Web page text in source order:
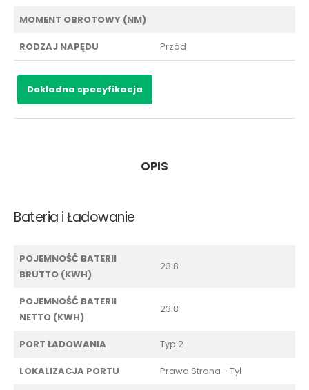
MOMENT OBROTOWY (NM)
RODZAJ NAPĘDU Przód
Dokładna specyfikacja
OPIS
Bateria i Ładowanie
POJEMNOŚĆ BATERII
BRUTTO (KWH)
23.8
POJEMNOŚĆ BATERII
NETTO (KWH)
23.8
PORT ŁADOWANIA Typ 2
LOKALIZACJA PORTU Prawa Strona - Tył